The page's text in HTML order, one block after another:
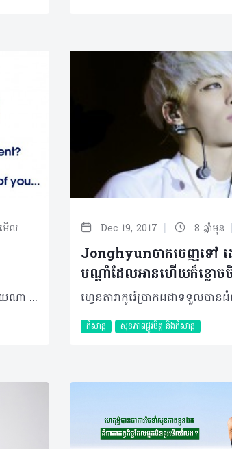
ើល
ស្នេហាជាច្បាប់ធម្មជាតិដែលមិនថាអ្នកនៅក្នុងវិស័យណា ឋានៈណា ប្រទេសណា វ័យណា នោះទេ គឺសុទ្ធតែមិនអាចចៀសវាងបាន គ្រាន់តែមានរសជាតិ និងសាច់រឿងផ្សេងៗពីគ្នា… ក្នុងនោះផងដែរ អ្នកនៅក្នុងវិស័យសុខាភិបាលខ្លះ ក៏តែងតែចូលចិត្តប្រើពាក្យបច្ចេកទេសមកប្រើប្រាស់ដើម្បីបង្ហាញពីក្តីស្រលាញ់របស់ខ្លួនចំពោះមនុស្សជាទីស្រលាញ់។ តែ…បើនិយាយជាមួយអ្នកនៅក្នុងវិស័យដូចគ្នា មិនអីនោះទេ តែបើអ្នកផ្សេងនោះ កុំភ្លេចបកប្រែ ឬពន្យល់ប្រាប់គេផង មិនអញ្ចឹងទេ ប្រាកដជាស្វីតតែឯងមិនខាន… ថ្ងៃមុន ទំនេរក៏searchលេងៗ ហើយក៏បានដូចចិត្តមែន…ឃ្លាខាងក្រោមនេះ ទម្រាំតែយល់ គឺថា…យកឲ្យបងប្រុស(មោទនភាពក្នុងនាមជាប្អូនរបស់វេជ្ជបណ្ឌិតមួយរូប XD) តោះ! អ្នកណាខ្លះអានយល់? ធ្លាប់ដែលនិយាយទៅកាន់នរណាអត់ហ្នឹង? អាចអានបានជាការកម្សាន្តជាមួយគ្នា.. 1. Blood is red, Cyanosis is blue…I get Tachycardia when I think of you… 2. I AORTA feel how much I Love you… 3. Are you a Pleural Effusion? Because I can’t breathe when you are around… 4. You give me premature ventricular contractions… 5. You make my Dopamine levels go all silly… 6. From the AORTA to the APEX, I love you with my whole heart… 7. You must be a red blood cell because you take the oxygen away from my lung & straight to m y heart... 8. Are you Pulmonary Embolism? Because you take my breathe away… 9. You must be Aphasia because you left me speechless… 10. I need a shot of Love vaccine… 11. I think you are suffering from a lack of Vitamin Me... 12. Your calves must ache because you’ve been back-marching through my mind all day... 13. Are you C-reactive protein? Cause you have acute phase... 14. ICU in my dreams... 15. Can I be your ophthalmologist ‘cause I can’t stop looking into your eyes... 16. You’re the sinoatrial node of my heart. Without you, even a defibrillator won’t save me... 17. I hope someday to be your emergency contact... 18. I get all Kluver-Bucy around you... 19. You must be my coronary artery because you’re wrapped around my heart... 20. Do you have a band aid? Cos I just scraped my heart falling for you...
Dec 19, 2017 | 8 ឆ្នាំមុន |
Jonghyunចាកចេញទៅ
បណ្តាំដែលអានហើយក៏ខ្លោចចិ
កំសាន្ត សុខភាពផ្លូវចិត្ត និងកំសាន្ត